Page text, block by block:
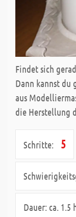
Findet sich
Dann kannst du
aus
die Herstellung
Schritte: 5
Dauer: ca. 1.5